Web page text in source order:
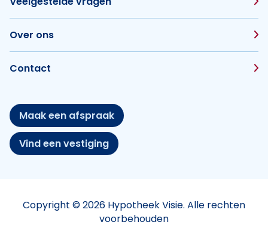
Over ons
Contact
Maak een afspraak
Vind een vestiging
Copyright © 2026 Hypotheek Visie. Alle rechten
voorbehouden